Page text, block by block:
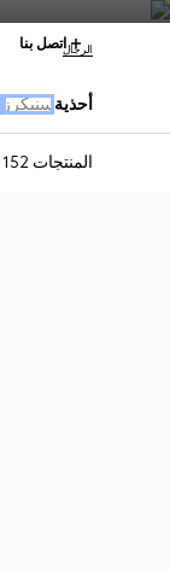
اتصل بناالرجال
أحذية سنيكرز
المنتجات 152